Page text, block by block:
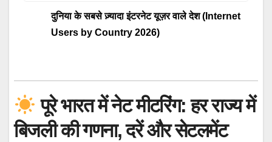
दुनिया के सबसे ज़्यादा इंटरनेट यूज़र वाले देश (Internet
Users by Country 2026)
पूरे भारत में नेट मीटरिंग: हर राज्य में
बिजली की गणना, दरें और सेटलमेंट